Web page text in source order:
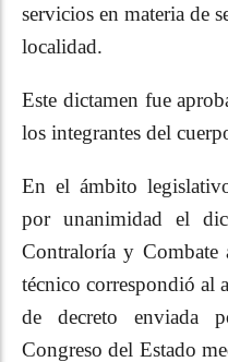
servicios en materia de
localidad.
Este dictamen fue
los integrantes del
En el ámbito
por unanimidad el
Contraloría y
técnico correspondió al
de decreto enviada
Congreso del Estado